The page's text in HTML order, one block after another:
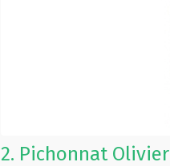
2. Pichonnat Olivier